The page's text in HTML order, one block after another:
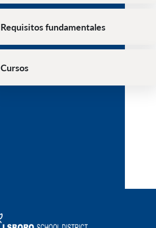
Requisitos fundamentales
Cursos